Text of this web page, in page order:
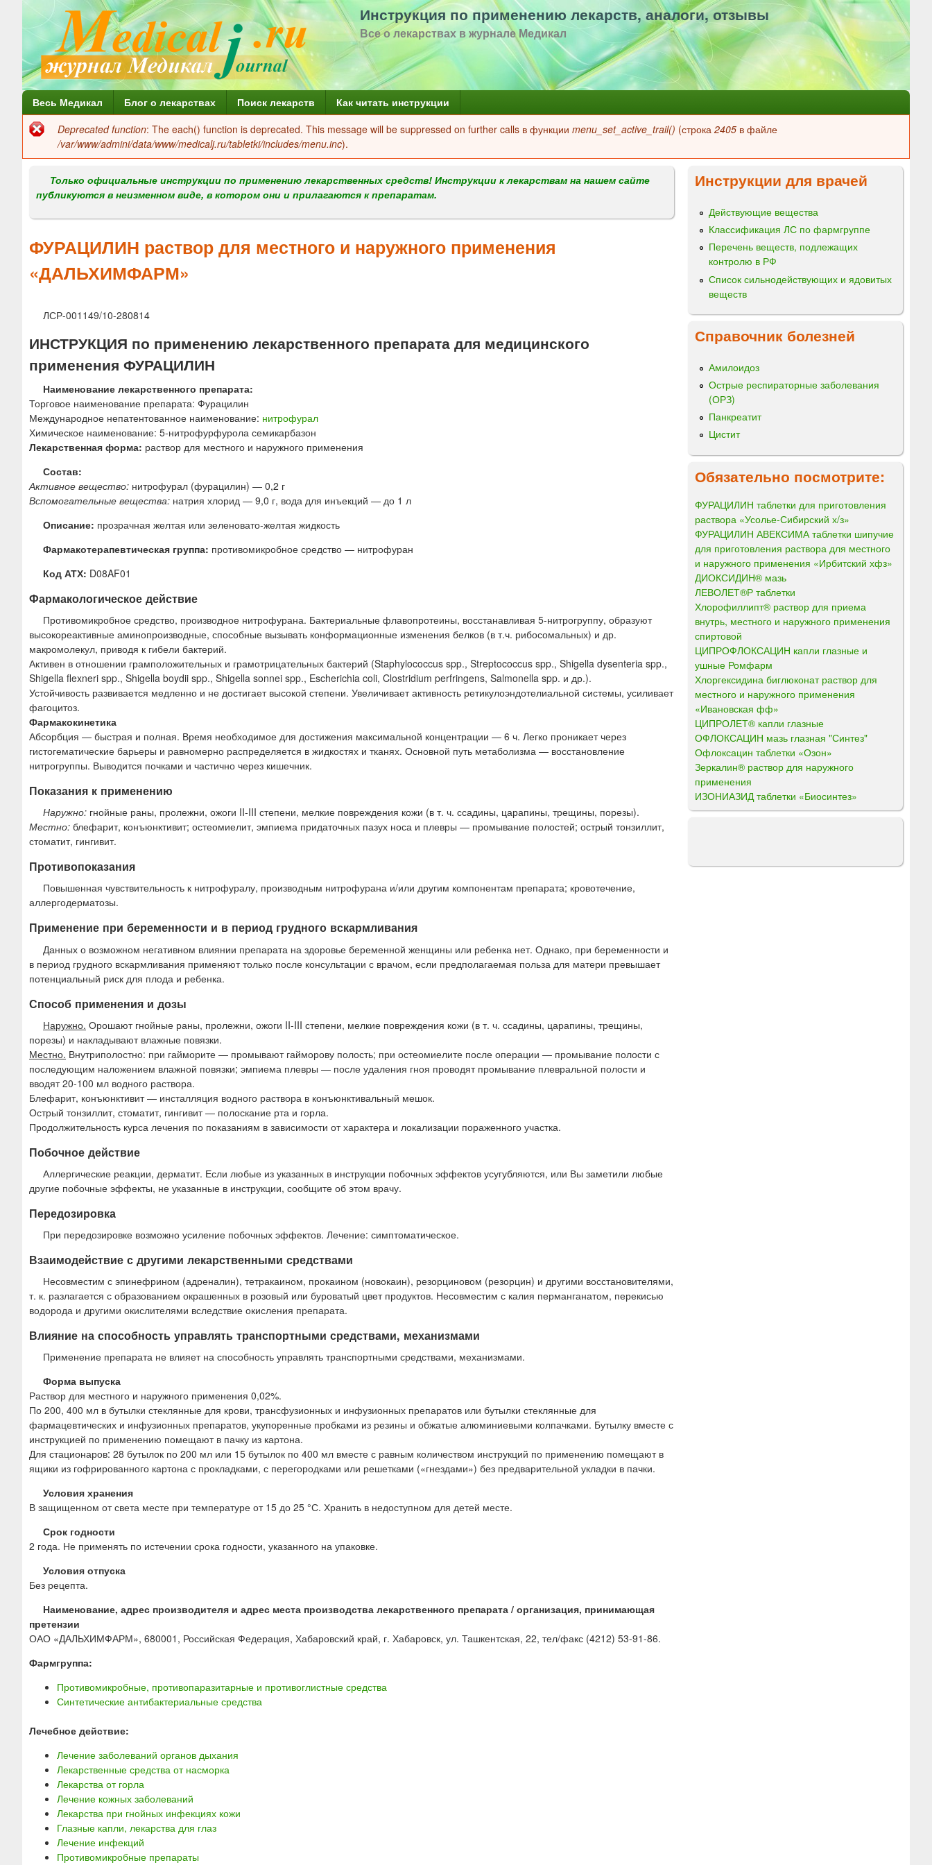
Перейти
к
содержанию
Инструкция по применению лекарств, аналоги, отзывы
Все о лекарствах в журнале Медикал
Г
л
н
м
е
Весь Медикал Блог о лекарствах Поиск лекарств Как читать инструкции
Сообщение
об
ошибке
Deprecated function: The each() function is deprecated. This message will be suppressed on further calls в функции menu_set_active_trail() (строка 2405 в файле
/var/www/admini/data/www/medicalj.ru/tabletki/includes/menu.inc).
Только официальные инструкции по применению лекарственных средств! Инструкции к лекарствам на нашем сайте
публикуются в неизменном виде, в котором они и прилагаются к препаратам.
ФУРАЦИЛИН раствор для местного и наружного применения
«ДАЛЬХИМФАРМ»
ЛСР-001149/10-280814
ИНСТРУКЦИЯ по применению лекарственного препарата для медицинского
применения ФУРАЦИЛИН
Наименование лекарственного препарата:
Торговое наименование препарата: Фурацилин
Международное непатентованное наименование: нитрофурал
Химическое наименование: 5-нитрофурфурола семикарбазон
Лекарственная форма: раствор для местного и наружного применения
Состав:
Активное вещество: нитрофурал (фурацилин) — 0,2 г
Вспомогательные вещества: натрия хлорид — 9,0 г, вода для инъекций — до 1 л
Описание: прозрачная желтая или зеленовато-желтая жидкость
Фармакотерапевтическая группа: противомикробное средство — нитрофуран
Код АТХ: D08AF01
Фармакологическое действие
Противомикробное средство, производное нитрофурана. Бактериальные флавопротеины, восстанавливая 5-нитрогруппу, образуют
высокореактивные аминопроизводные, способные вызывать конформационные изменения белков (в т.ч. рибосомальных) и др.
макромолекул, приводя к гибели бактерий.
Активен в отношении грамположительных и грамотрицательных бактерий (Staphylococcus spp., Streptococcus spp., Shigella dysenteria spp.,
Shigella flexneri spp., Shigella boydii spp., Shigella sonnei spp., Escherichia coli, Clostridium perfringens, Salmonella spp. и др.).
Устойчивость развивается медленно и не достигает высокой степени. Увеличивает активность ретикулоэндотелиальной системы, усиливает
фагоцитоз.
Фармакокинетика
Абсорбция — быстрая и полная. Время необходимое для достижения максимальной концентрации — 6 ч. Легко проникает через
гистогематические барьеры и равномерно распределяется в жидкостях и тканях. Основной путь метаболизма — восстановление
нитрогруппы. Выводится почками и частично через кишечник.
Показания к применению
Наружно: гнойные раны, пролежни, ожоги II-III степени, мелкие повреждения кожи (в т. ч. ссадины, царапины, трещины, порезы).
Местно: блефарит, конъюнктивит; остеомиелит, эмпиема придаточных пазух носа и плевры — промывание полостей; острый тонзиллит,
стоматит, гингивит.
Противопоказания
Повышенная чувствительность к нитрофуралу, производным нитрофурана и/или другим компонентам препарата; кровотечение,
аллергодерматозы.
Применение при беременности и в период грудного вскармливания
Данных о возможном негативном влиянии препарата на здоровье беременной женщины или ребенка нет. Однако, при беременности и
в период грудного вскармливания применяют только после консультации с врачом, если предполагаемая польза для матери превышает
потенциальный риск для плода и ребенка.
Способ применения и дозы
Наружно. Орошают гнойные раны, пролежни, ожоги II-III степени, мелкие повреждения кожи (в т. ч. ссадины, царапины, трещины,
порезы) и накладывают влажные повязки.
Местно. Внутриполостно: при гайморите — промывают гайморову полость; при остеомиелите после операции — промывание полости с
последующим наложением влажной повязки; эмпиема плевры — после удаления гноя проводят промывание плевральной полости и
вводят 20-100 мл водного раствора.
Блефарит, конъюнктивит — инсталляция водного раствора в конъюнктивальный мешок.
Острый тонзиллит, стоматит, гингивит — полоскание рта и горла.
Продолжительность курса лечения по показаниям в зависимости от характера и локализации пораженного участка.
Побочное действие
Аллергические реакции, дерматит. Если любые из указанных в инструкции побочных эффектов усугубляются, или Вы заметили любые
другие побочные эффекты, не указанные в инструкции, сообщите об этом врачу.
Передозировка
При передозировке возможно усиление побочных эффектов. Лечение: симптоматическое.
Взаимодействие с другими лекарственными средствами
Несовместим с эпинефрином (адреналин), тетракаином, прокаином (новокаин), резорциновом (резорцин) и другими восстановителями,
т. к. разлагается с образованием окрашенных в розовый или буроватый цвет продуктов. Несовместим с калия перманганатом, перекисью
водорода и другими окислителями вследствие окисления препарата.
Влияние на способность управлять транспортными средствами, механизмами
Применение препарата не влияет на способность управлять транспортными средствами, механизмами.
Форма выпуска
Раствор для местного и наружного применения 0,02%.
По 200, 400 мл в бутылки стеклянные для крови, трансфузионных и инфузионных препаратов или бутылки стеклянные для
фармацевтических и инфузионных препаратов, укупоренные пробками из резины и обжатые алюминиевыми колпачками. Бутылку вместе с
инструкцией по применению помещают в пачку из картона.
Для стационаров: 28 бутылок по 200 мл или 15 бутылок по 400 мл вместе с равным количеством инструкций по применению помещают в
ящики из гофрированного картона с прокладками, с перегородками или решетками («гнездами») без предварительной укладки в пачки.
Условия хранения
В защищенном от света месте при температуре от 15 до 25 °С. Хранить в недоступном для детей месте.
Срок годности
2 года. Не применять по истечении срока годности, указанного на упаковке.
Условия отпуска
Без рецепта.
Наименование, адрес производителя и адрес места производства лекарственного препарата / организация, принимающая
претензии
ОАО «ДАЛЬХИМФАРМ», 680001, Российская Федерация, Хабаровский край, г. Хабаровск, ул. Ташкентская, 22, тел/факс (4212) 53-91-86.
Фармгруппа:
Противомикробные, противопаразитарные и противоглистные средства
Синтетические антибактериальные средства
Лечебное действие:
Лечение заболеваний органов дыхания
Лекарственные средства от насморка
Лекарства от горла
Лечение кожных заболеваний
Лекарства при гнойных инфекциях кожи
Глазные капли, лекарства для глаз
Лечение инфекций
Противомикробные препараты
Инструкции для врачей
Действующие вещества
Классификация ЛС по фармгруппе
Перечень веществ, подлежащих
контролю в РФ
Список сильнодействующих и ядовитых
веществ
Справочник болезней
Амилоидоз
Острые респираторные заболевания
(ОРЗ)
Панкреатит
Цистит
Обязательно посмотрите:
ФУРАЦИЛИН таблетки для приготовления
раствора «Усолье-Сибирский х/з»
ФУРАЦИЛИН АВЕКСИМА таблетки шипучие
для приготовления раствора для местного
и наружного применения «Ирбитский хфз»
ДИОКСИДИН® мазь
ЛЕВОЛЕТ®Р таблетки
Хлорофиллипт® раствор для приема
внутрь, местного и наружного применения
спиртовой
ЦИПРОФЛОКСАЦИН капли глазные и
ушные Ромфарм
Хлоргексидина биглюконат раствор для
местного и наружного применения
«Ивановская фф»
ЦИПРОЛЕТ® капли глазные
ОФЛОКСАЦИН мазь глазная "Синтез"
Офлоксацин таблетки «Озон»
Зеркалин® раствор для наружного
применения
ИЗОНИАЗИД таблетки «Биосинтез»